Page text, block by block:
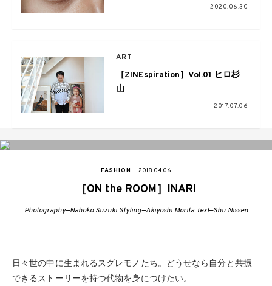
2020.06.30
ART
［ZINEspiration］Vol.01 ヒロ杉
山
2017.07.06
FASHION 2018.04.06
［ON the ROOM］INARI
Photography—Nahoko Suzuki Styling—Akiyoshi Morita Text—Shu Nissen
日々世の中に生まれるスグレモノたち。どうせなら自分と共振
できるストーリーを持つ代物を身につけたい。